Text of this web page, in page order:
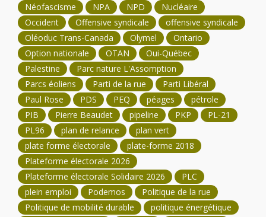
Néofascisme
NPA NPD
Nucléaire
Occident
Offensive syndicale
offensive syndicale
Oléoduc Trans-Canada
Olymel
Ontario
Option nationale
OTAN
Oui-Québec
Palestine
Parc nature L'Assomption
Parcs éoliens
Parti de la rue
Parti Libéral
Paul Rose
PDS PEQ péages
pétrole
PIB
Pierre Beaudet pipeline PKP
PL-21
PL96
plan de relance
plan vert
plate forme électorale
plate-forme 2018
Plateforme électorale 2026
Plateforme électorale Solidaire 2026
PLC
plein emploi
Podemos
Politique de la rue
Politique de mobilité durable
politique énergétique